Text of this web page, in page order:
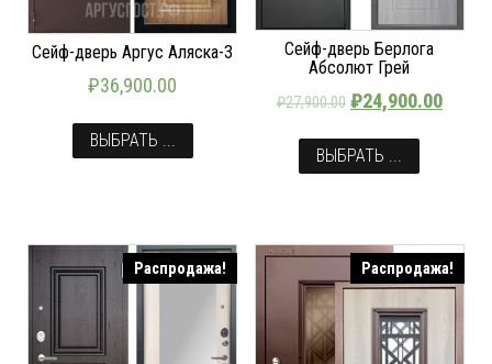
Сейф-дверь Аргус Аляска-3
₽36,900.00
ВЫБРАТЬ ...
Сейф-дверь Берлога
Абсолют Грей
₽27,900.00 ₽24,900.00
ВЫБРАТЬ ...
Распродажа! Распродажа!